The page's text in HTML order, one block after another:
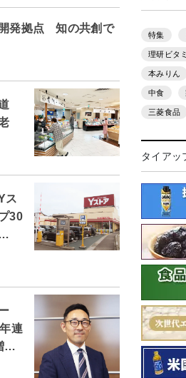
発拠点 知の共創で
道
ス
30
連
…
特集
理研ビタ
本みりん
中食
三菱食品
タイアッ